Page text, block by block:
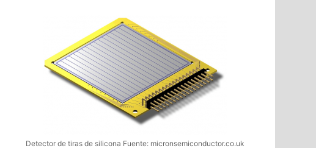
Detector de tiras de silicona Fuente: micronsemiconductor.co.uk